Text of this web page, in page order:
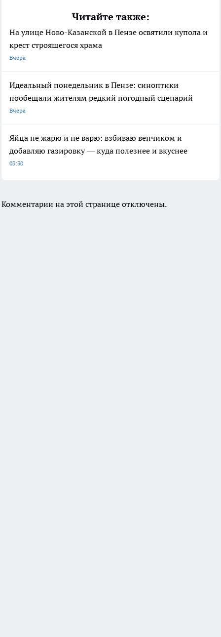
Читайте также:
На улице Ново-Казанской в Пензе освятили купола и
крест строящегося храма
Вчера
Идеальный понедельник в Пензе: синоптики
пообещали жителям редкий погодный сценарий
Вчера
Яйца не жарю и не варю: взбиваю венчиком и
добавляю газировку — куда полезнее и вкуснее
03:30
Комментарии на этой странице отключены.